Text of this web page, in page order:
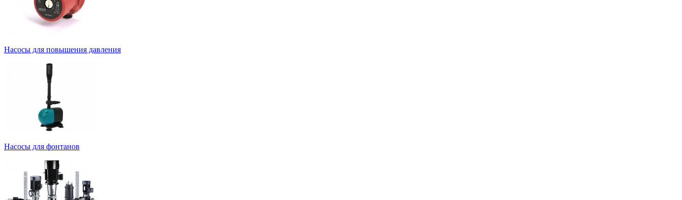
Насосы для повышения давления
Насосы для фонтанов